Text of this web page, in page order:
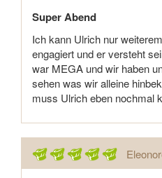
Super Abend
Ich kann Ulrich nur
engagiert und er versteht
war MEGA und wir haben
sehen was wir alleine
muss Ulrich eben nochmal